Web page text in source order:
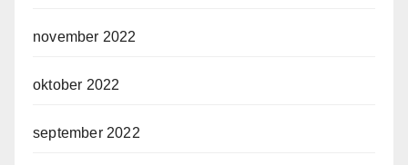
november 2022
oktober 2022
september 2022